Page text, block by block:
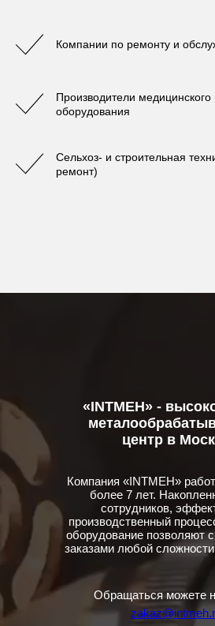
Компании по ремонту и
Производители медицинского
оборудования
Сельхоз- и строительная
ремонт)
Обращаться можете
«INTMEH» -
центр в
Компания «INTMEH»
более 7 лет.
сотрудников,
производственный
оборудование позволяют
заказами любой сложности